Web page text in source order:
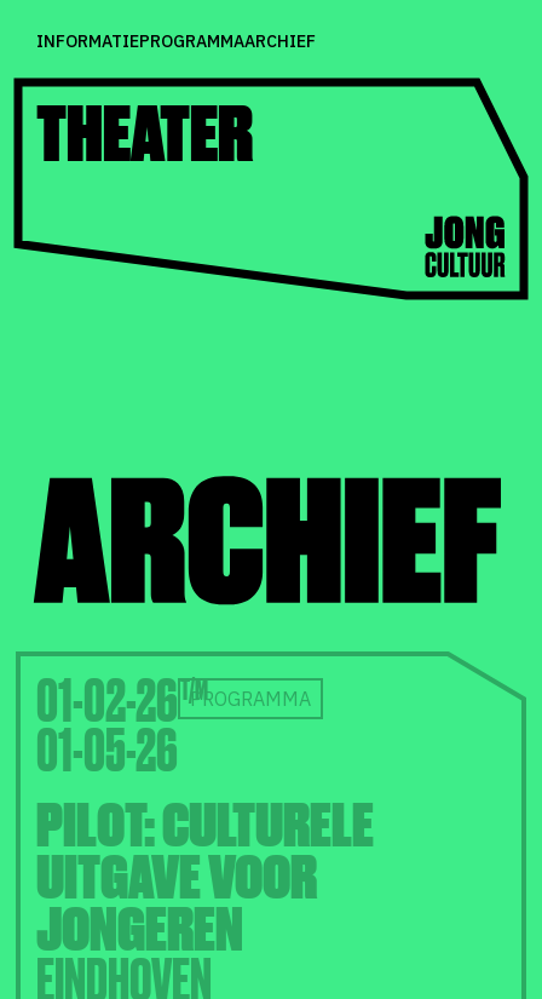
INFORMATIEPROGRAMMAARCHIEF
THEATER
ARCHIEF
01-02-26
01-05-26
PROGRAMMA
PILOT: CULTURELE
UITGAVE VOOR
JONGEREN
EINDHOVEN